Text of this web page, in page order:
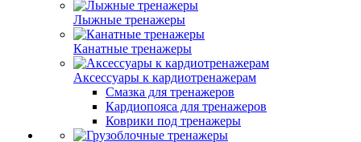
Лыжные тренажеры
Канатные тренажеры
Аксессуары к кардиотренажерам
Смазка для тренажеров
Кардиопояса для тренажеров
Коврики под тренажеры